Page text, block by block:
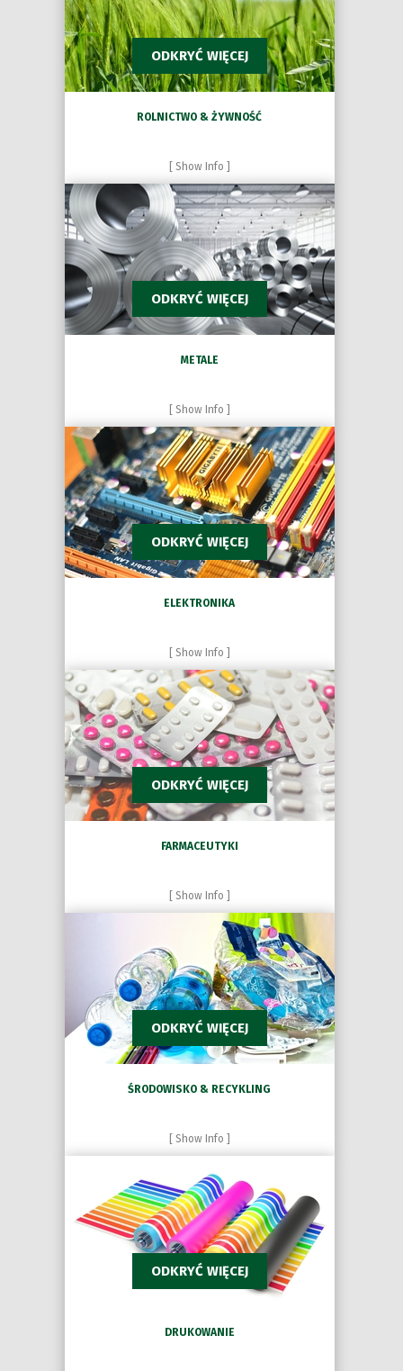
ODKRYĆ WIĘCEJ
ROLNICTWO & ŻYWNOŚĆ
[ Show Info ]
ODKRYĆ WIĘCEJ
METALE
[ Show Info ]
ODKRYĆ WIĘCEJ
ELEKTRONIKA
[ Show Info ]
ODKRYĆ WIĘCEJ
FARMACEUTYKI
[ Show Info ]
ODKRYĆ WIĘCEJ
ŚRODOWISKO & RECYKLING
[ Show Info ]
ODKRYĆ WIĘCEJ
DRUKOWANIE